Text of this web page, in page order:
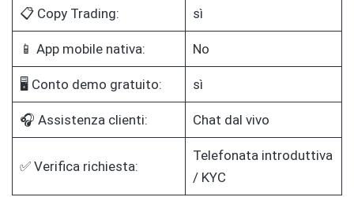
📋 Copy Trading: sì
📱 App mobile nativa: No
🖥️ Conto demo gratuito: sì
🎧 Assistenza clienti: Chat dal vivo
✅ Verifica richiesta:
Telefonata introduttiva
/ KYC